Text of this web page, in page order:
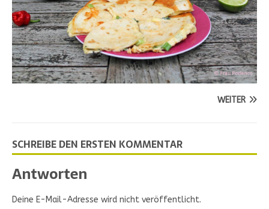
WEITER
SCHREIBE DEN ERSTEN KOMMENTAR
Antworten
Deine E-Mail-Adresse wird nicht veröffentlicht.